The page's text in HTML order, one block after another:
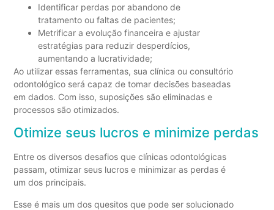
Identificar perdas por abandono de
tratamento ou faltas de pacientes;
Metrificar a evolução financeira e ajustar
estratégias para reduzir desperdícios,
aumentando a lucratividade;
Ao utilizar essas ferramentas, sua clínica ou consultório
odontológico será capaz de tomar decisões baseadas
em dados. Com isso, suposições são eliminadas e
processos são otimizados.
Otimize seus lucros e minimize perdas
Entre os diversos desafios que clínicas odontológicas
passam, otimizar seus lucros e minimizar as perdas é
um dos principais.
Esse é mais um dos quesitos que pode ser solucionado